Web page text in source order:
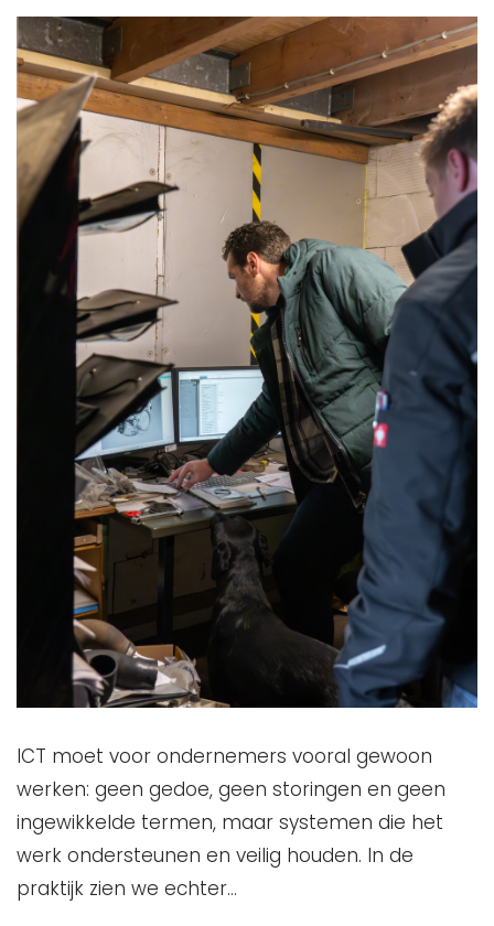
ICT moet voor ondernemers vooral gewoon
werken: geen gedoe, geen storingen en geen
ingewikkelde termen, maar systemen die het
werk ondersteunen en veilig houden. In de
praktijk zien we echter…